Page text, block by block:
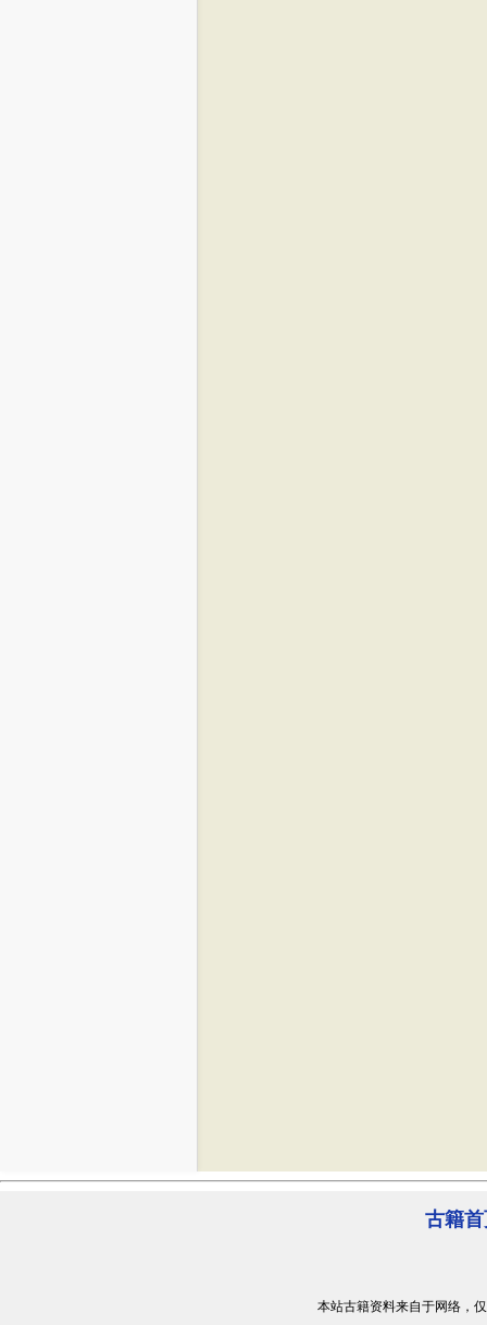
古籍
本站古籍资料来自于网络，